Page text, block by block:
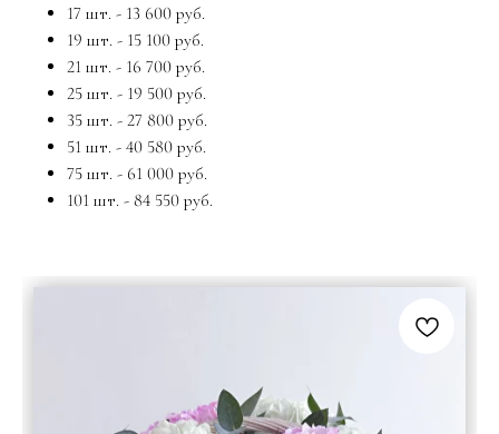
17 шт. - 13 600 руб.
19 шт. - 15 100 руб.
21 шт. - 16 700 руб.
25 шт. - 19 500 руб.
35 шт. - 27 800 руб.
51 шт. - 40 580 руб.
75 шт. - 61 000 руб.
101 шт. - 84 550 руб.